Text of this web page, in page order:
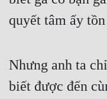
quyết tâm ấy
Nhưng anh ta
biết được đến